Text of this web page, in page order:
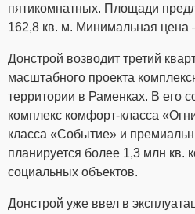
пятикомнатных. Площади
162,8 кв. м. Минимальная
Донстрой возводит третий
масштабного проекта
территории в Раменках. В его
комплекс комфорт-класса
класса «Событие» и
планируется более 1,3 млн кв.
социальных объектов.
Донстрой уже ввел в